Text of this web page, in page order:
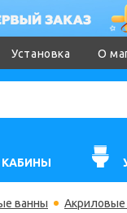
Установка О
ванны Акриловые